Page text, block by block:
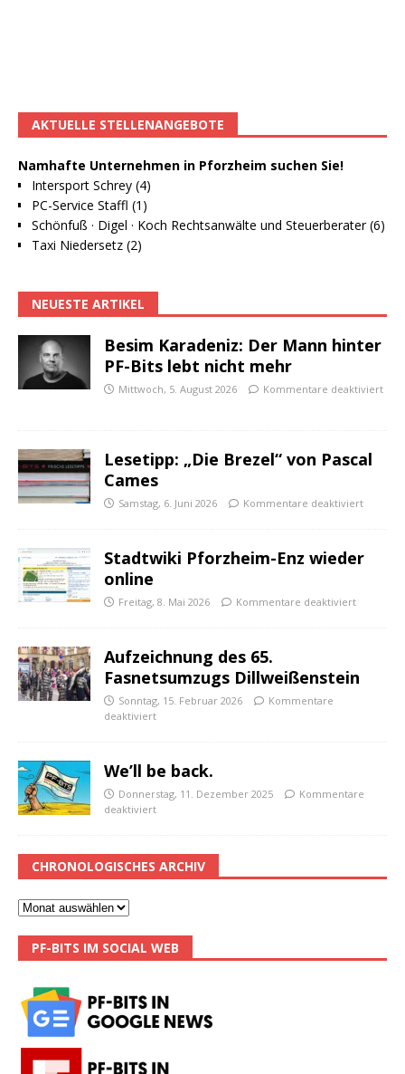
AKTUELLE STELLENANGEBOTE
Namhafte Unternehmen in Pforzheim suchen Sie!
Intersport Schrey (4)
PC-Service Staffl (1)
Schönfuß · Digel · Koch Rechtsanwälte und Steuerberater (6)
Taxi Niedersetz (2)
NEUESTE ARTIKEL
Besim Karadeniz: Der Mann hinter
PF-Bits lebt nicht mehr
Mittwoch, 5. August 2026 Kommentare deaktiviert
Lesetipp: „Die Brezel“ von Pascal
Cames
Samstag, 6. Juni 2026 Kommentare deaktiviert
Stadtwiki Pforzheim-Enz wieder
online
Freitag, 8. Mai 2026 Kommentare deaktiviert
Aufzeichnung des 65.
Fasnetsumzugs Dillweißenstein
Sonntag, 15. Februar 2026
Kommentare
deaktiviert
We’ll be back.
Donnerstag, 11. Dezember 2025
Kommentare
deaktiviert
CHRONOLOGISCHES ARCHIV
PF-BITS IM SOCIAL WEB